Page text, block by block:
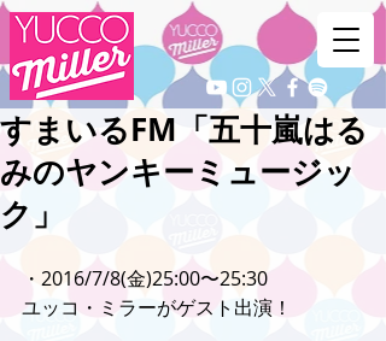
すまいるFM「五十嵐はる
みのヤンキーミュージッ
ク」
・2016/7/8(金)25:00〜25:30
ユッコ・ミラーがゲスト出演！